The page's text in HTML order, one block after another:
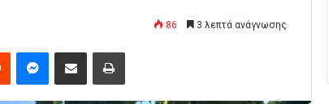
86 3 λεπτά ανάγνωσης